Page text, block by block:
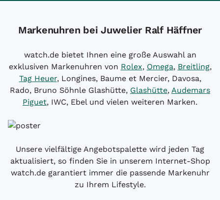
Markenuhren bei Juwelier Ralf Häffner
watch.de bietet Ihnen eine große Auswahl an
exklusiven Markenuhren von Rolex, Omega, Breitling,
Tag Heuer, Longines, Baume et Mercier, Davosa,
Rado, Bruno Söhnle Glashütte, Glashütte, Audemars
Piguet, IWC, Ebel und vielen weiteren Marken.
Unsere vielfältige Angebotspalette wird jeden Tag
aktualisiert, so finden Sie in unserem Internet-Shop
watch.de garantiert immer die passende Markenuhr
zu Ihrem Lifestyle.